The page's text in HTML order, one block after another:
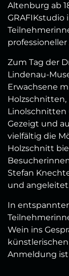
Altenburg ab
GRAFIKstudio
Zum Tag der
Lindenau-
Erwachsene
Holzschnitten,
Linolschnitten
Gezeigt und
vielfältig die
Holzschnitt
Stefan
und
In
Wein ins
Anmeldung